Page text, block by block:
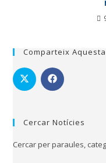
Comparteix
Cercar Notícies
Cercar per paraules,